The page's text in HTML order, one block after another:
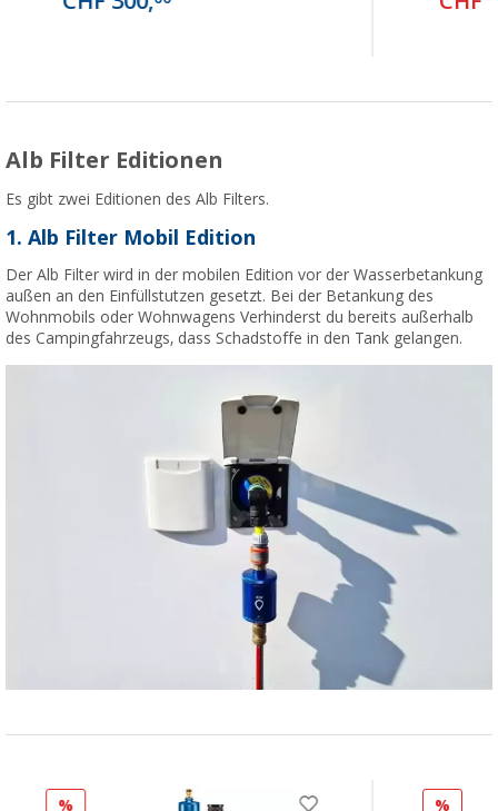
Alb Filter Editionen
Es gibt zwei Editionen des Alb Filters.
1. Alb Filter Mobil Edition
Der Alb Filter wird in der mobilen Edition vor der Wasserbetankung
außen an den Einfüllstutzen gesetzt. Bei der Betankung des
Wohnmobils oder Wohnwagens Verhinderst du bereits außerhalb
des Campingfahrzeugs, dass Schadstoffe in den Tank gelangen.
% %